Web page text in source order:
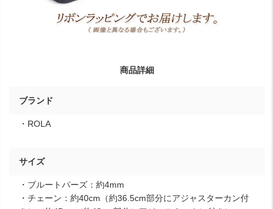
商品詳細
ブランド
・ROLA
サイズ
・ブルートパーズ：約4mm
・チェーン：約40cm（約36.5cm部分にアジャスターカン付